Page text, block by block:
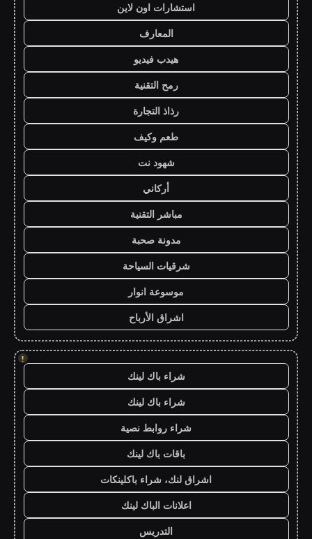
استشارات اون لاين
المعارف
هيدب فيديو
رمح التقنية
رذاذ التجارة
طعم وكيف
شهود نت
أركاني
مباشر التقنية
مدونة صحبة
شرقيات السياحة
موسوعة انوار
اشراق الأرباح
!
شراء باك لينك
شراء باك لينك
شراء روابط نصية
باقات باك لينك
اشراق لنك، شراء باكلينكات
اعلانات الباك لينك
التدريس